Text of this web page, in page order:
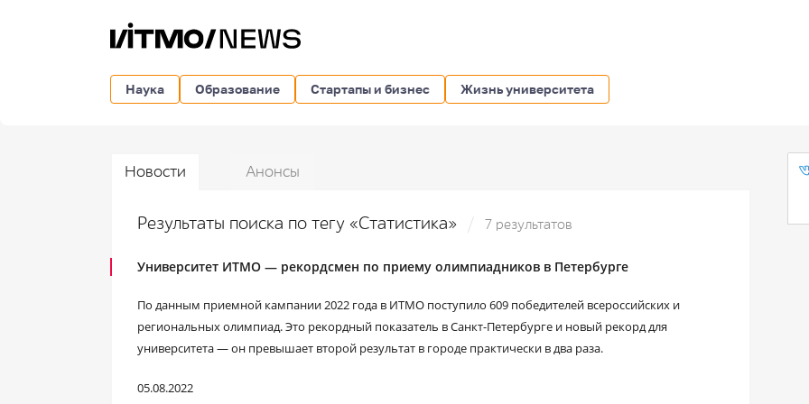
Наука Образование Стартапы и бизнес Жизнь университета
Новости Анонсы
Результаты поиска по тегу «Статистика» 7 результатов
Университет ИТМО — рекордсмен по приему олимпиадников в Петербурге
По данным приемной кампании 2022 года в ИТМО поступило 609 победителей всероссийских и
региональных олимпиад. Это рекордный показатель в Санкт-Петербурге и новый рекорд для
университета — он превышает второй результат в городе практически в два раза.
05.08.2022